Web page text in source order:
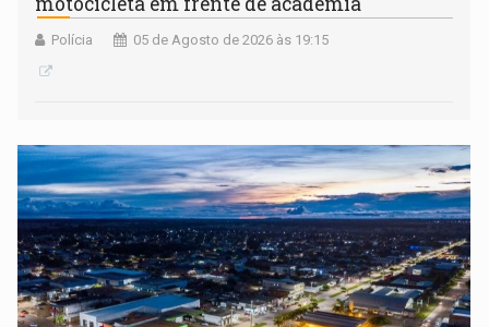
Polícia 05 de Agosto de 2026 às 19:15